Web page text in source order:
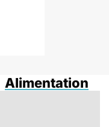
Alimentation